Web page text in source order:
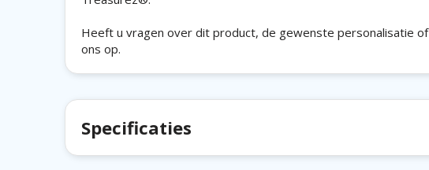
Heeft u vragen over dit product, de gewenste personalisatie
ons op.
Specificaties